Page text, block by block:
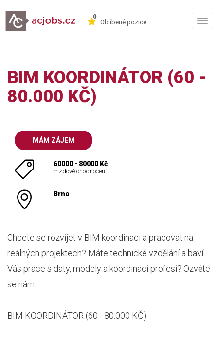
0
Oblíbené pozice
BIM KOORDINÁTOR (60 -
80.000 KČ)
MÁM ZÁJEM
60000 - 80000 Kč
mzdové ohodnocení
Brno
Chcete se rozvíjet v BIM koordinaci a pracovat na
reálných projektech? Máte technické vzdělání a baví
Vás práce s daty, modely a koordinací profesí? Ozvěte
se nám.
BIM KOORDINÁTOR (60 - 80.000 KČ)